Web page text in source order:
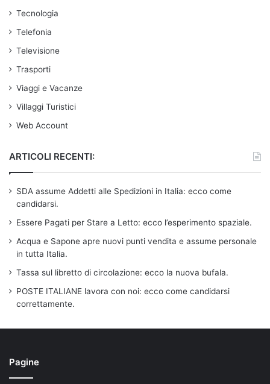
Tecnologia
Telefonia
Televisione
Trasporti
Viaggi e Vacanze
Villaggi Turistici
Web Account
ARTICOLI RECENTI:
SDA assume Addetti alle Spedizioni in Italia: ecco come
candidarsi.
Essere Pagati per Stare a Letto: ecco l’esperimento spaziale.
Acqua e Sapone apre nuovi punti vendita e assume personale
in tutta Italia.
Tassa sul libretto di circolazione: ecco la nuova bufala.
POSTE ITALIANE lavora con noi: ecco come candidarsi
correttamente.
Pagine